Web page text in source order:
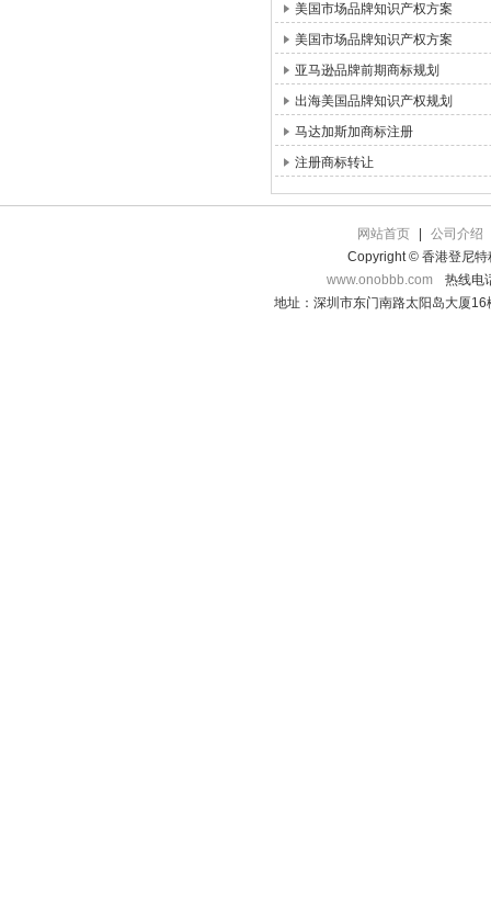
美国市场品牌知识产权方案
美国市场品牌知识产权方案
亚马逊品牌前期商标规划
出海美国品牌知识产权规划
马达加斯加商标注册
注册商标转让
网站首页
公司介绍
Copyright © 香港登尼特
www.onobbb.com
热线电
地址：深圳市东门南路太阳岛大厦